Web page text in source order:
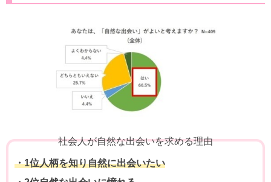
社会人が自然な出会いを求める理由
・1位人柄を知り自然に出会いたい